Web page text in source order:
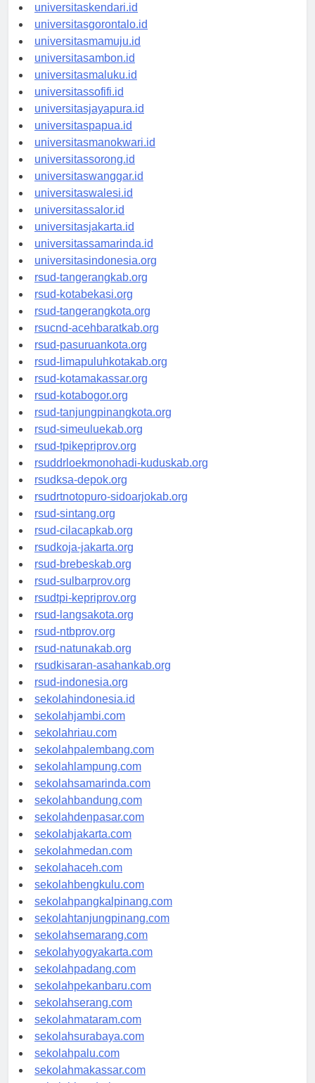
universitasmakassar.id
universitaskendari.id
universitasgorontalo.id
universitasmamuju.id
universitasambon.id
universitasmaluku.id
universitassofifi.id
universitasjayapura.id
universitaspapua.id
universitasmanokwari.id
universitassorong.id
universitaswanggar.id
universitaswalesi.id
universitassalor.id
universitasjakarta.id
universitassamarinda.id
universitasindonesia.org
rsud-tangerangkab.org
rsud-kotabekasi.org
rsud-tangerangkota.org
rsucnd-acehbaratkab.org
rsud-pasuruankota.org
rsud-limapuluhkotakab.org
rsud-kotamakassar.org
rsud-kotabogor.org
rsud-tanjungpinangkota.org
rsud-simeuluekab.org
rsud-tpikepriprov.org
rsuddrloekmonohadi-kuduskab.org
rsudksa-depok.org
rsudrtnotopuro-sidoarjokab.org
rsud-sintang.org
rsud-cilacapkab.org
rsudkoja-jakarta.org
rsud-brebeskab.org
rsud-sulbarprov.org
rsudtpi-kepriprov.org
rsud-langsakota.org
rsud-ntbprov.org
rsud-natunakab.org
rsudkisaran-asahankab.org
rsud-indonesia.org
sekolahindonesia.id
sekolahjambi.com
sekolahriau.com
sekolahpalembang.com
sekolahlampung.com
sekolahsamarinda.com
sekolahbandung.com
sekolahdenpasar.com
sekolahjakarta.com
sekolahmedan.com
sekolahaceh.com
sekolahbengkulu.com
sekolahpangkalpinang.com
sekolahtanjungpinang.com
sekolahsemarang.com
sekolahyogyakarta.com
sekolahpadang.com
sekolahpekanbaru.com
sekolahserang.com
sekolahmataram.com
sekolahsurabaya.com
sekolahpalu.com